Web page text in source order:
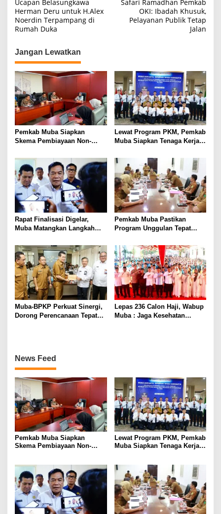
a
v
g
a
s
i
p
o
s
Ucapan Belasungkawa
Herman Deru untuk H.Alex
Noerdin Terpampang di
Rumah Duka
Safari Ramadhan Pemkab
OKI: Ibadah Khusuk,
Pelayanan Publik Tetap
Jalan
Jangan Lewatkan
Pemkab Muba Siapkan
Skema Pembiayaan Non-
Bernilai Investasi
Lewat Program PKM, Pemkab
Muba Siapkan Tenaga Kerja
Rapat Finalisasi Digelar,
Muba Matangkan Langkah
14/2025
Pemkab Muba Pastikan
Program Unggulan Tepat
Kawal Program Unggulan
Muba-BPKP Perkuat Sinergi,
Dorong Perencanaan Tepat
Lepas 236 Calon Haji, Wabup
Muba : Jaga Kesehatan
News Feed
Pemkab Muba Siapkan
Skema Pembiayaan Non-
Lewat Program PKM, Pemkab
Muba Siapkan Tenaga Kerja